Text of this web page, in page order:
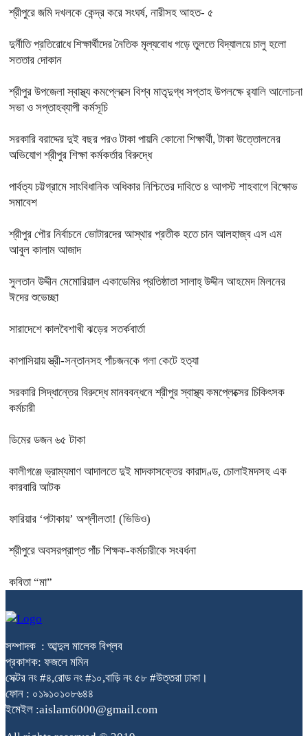
শ্রীপুরে জমি দখলকে কেন্দ্র করে সংঘর্ষ, নারীসহ আহত- ৫
দুর্নীতি প্রতিরোধে শিক্ষার্থীদের নৈতিক মূল্যবোধ গড়ে তুলতে বিদ্যালয়ে চালু হলো
সততার দোকান
শ্রীপুর উপজেলা স্বাস্থ্য কমপ্লেক্সে বিশ্ব মাতৃদুগ্ধ সপ্তাহ উপলক্ষে র‍্যালি আলোচনা
সভা ও সপ্তাহব্যাপী কর্মসূচি
সরকারি বরাদ্দের দুই বছর পরও টাকা পায়নি কোনো শিক্ষার্থী, টাকা উত্তোলনের
অভিযোগ শ্রীপুর শিক্ষা কর্মকর্তার বিরুদ্ধে
পার্বত্য চট্টগ্রামে সাংবিধানিক অধিকার নিশ্চিতের দাবিতে ৪ আগস্ট শাহবাগে বিক্ষোভ
সমাবেশ
শ্রীপুর পৌর নির্বাচনে ভোটারদের আস্থার প্রতীক হতে চান আলহাজ্ব এস এম
আবুল কালাম আজাদ
সুলতান উদ্দীন মেমোরিয়াল একাডেমির প্রতিষ্ঠাতা সালাহ্ উদ্দীন আহমেদ মিলনের
ঈদের শুভেচ্ছা
সারাদেশে কালবৈশাখী ঝড়ের সতর্কবার্তা
কাপাসিয়ায় স্ত্রী-সন্তানসহ পাঁচজনকে গলা কেটে হত্যা
সরকারি সিদ্ধান্তের বিরুদ্ধে মানববন্ধনে শ্রীপুর স্বাস্থ্য কমপ্লেক্সের চিকিৎসক
কর্মচারী
ডিমের ডজন ৬৫ টাকা
কালীগঞ্জে ভ্রাম্যমাণ আদালতে দুই মাদকাসক্তের কারাদণ্ড, চোলাইমদসহ এক
কারবারি আটক
ফারিয়ার ‘পটাকায়’ অশ্লীলতা! (ভিডিও)
শ্রীপুরে অবসরপ্রাপ্ত পাঁচ শিক্ষক-কর্মচারীকে সংবর্ধনা
কবিতা “মা”
সম্পাদক : আব্দুল মালেক বিপ্লব
প্রকাশক: ফজলে মমিন
সেক্টর নং #৪,রোড নং #১০,বাড়ি নং ৫৮ #উত্তরা ঢাকা।
ফোন : ০১৯১০১০৮৬৪৪
ইমেইল :aislam6000@gmail.com